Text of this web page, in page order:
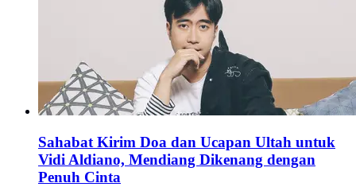
Sahabat Kirim Doa dan Ucapan Ultah untuk
Vidi Aldiano, Mendiang Dikenang dengan
Penuh Cinta